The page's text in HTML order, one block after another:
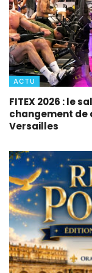
ACTU
FITEX 2026 : le
changement de
Versailles